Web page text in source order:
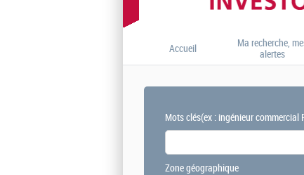
Accueil
Ma recherche,
alertes
Mots clés(ex : ingénieur commercial
Zone géographique